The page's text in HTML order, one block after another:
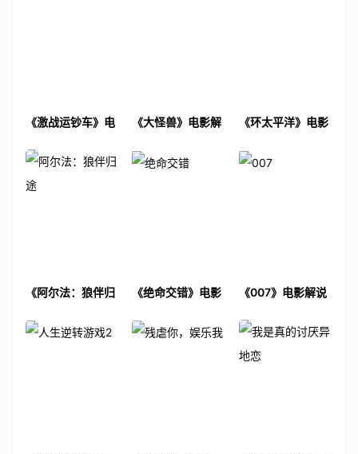
《激战运钞车》电
《大怪兽》电影解
《环太平洋》电影
《阿尔法：狼伴归
《绝命交错》电影
《007》电影解说